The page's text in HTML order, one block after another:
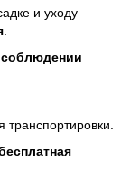
и уходу
.
соблюдении
транспортировки.